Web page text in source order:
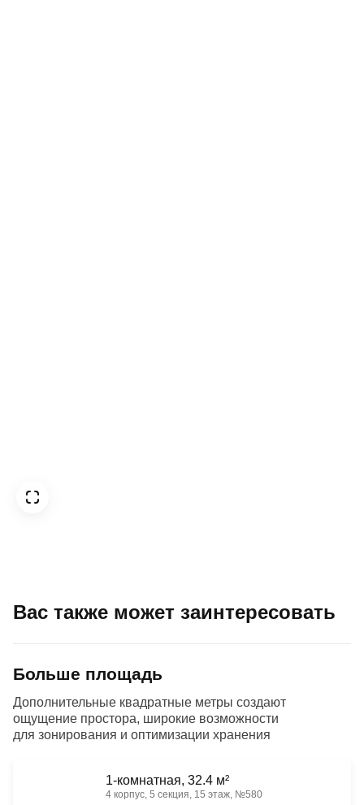
Вас также может заинтересовать
Больше площадь
Дополнительные квадратные метры создают
ощущение простора, широкие возможности
для зонирования и оптимизации хранения
1-комнатная, 32.4 м²
4 корпус, 5 секция, 15 этаж, №580